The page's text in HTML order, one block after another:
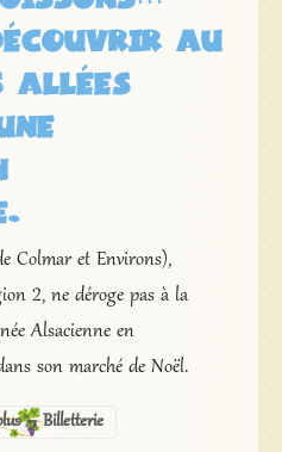
au
allées
Colmar et Environs),
2, ne déroge pas à la
Alsacienne en
son marché de Noël.
– Billetterie